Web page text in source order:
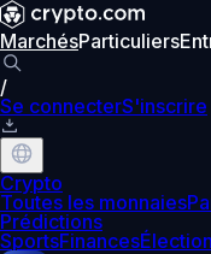
MarchésParticuliers
/
Se connecterS'inscrire
Crypto
Toutes les monnaies
Prédictions
SportsFinances